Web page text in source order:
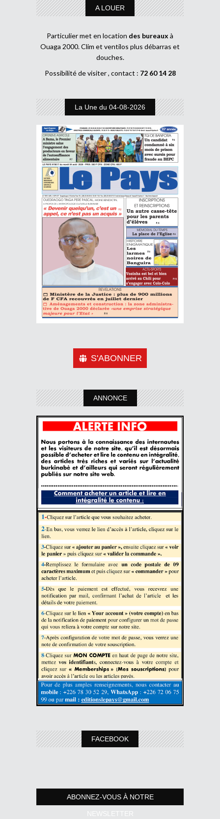
A LOUER
Particulier met en location des bureaux à
Ouaga 2000. Clim et ventilos plus débarras et
douches.
Possibilité de visiter , contact : 72 60 14 28
La Une du 04-08-2026
S'ABONNER
ANNONCE
FACEBOOK
ABONNEZ-VOUS À NOTRE
NEWSLETTER